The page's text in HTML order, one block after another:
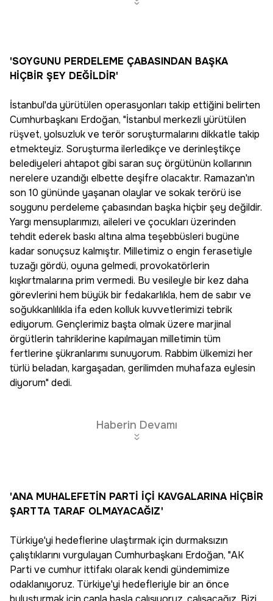
'SOYGUNU PERDELEME ÇABASINDAN BAŞKA
HİÇBİR ŞEY DEĞİLDİR'
İstanbul'da yürütülen operasyonları takip ettiğini belirten
Cumhurbaşkanı Erdoğan, "İstanbul merkezli yürütülen
rüşvet, yolsuzluk ve terör soruşturmalarını dikkatle takip
etmekteyiz. Soruşturma ilerledikçe ve derinleştikçe
belediyeleri ahtapot gibi saran suç örgütünün kollarının
nerelere uzandığı elbette deşifre olacaktır. Ramazan'ın
son 10 gününde yaşanan olaylar ve sokak terörü ise
soygunu perdeleme çabasından başka hiçbir şey değildir.
Yargı mensuplarımızı, aileleri ve çocukları üzerinden
tehdit ederek baskı altına alma teşebbüsleri bugüne
kadar sonuçsuz kalmıştır. Milletimiz o engin ferasetiyle
tuzağı gördü, oyuna gelmedi, provokatörlerin
kışkırtmalarına prim vermedi. Bu vesileyle bir kez daha
görevlerini hem büyük bir fedakarlıkla, hem de sabır ve
soğukkanlılıkla ifa eden kolluk kuvvetlerimizi tebrik
ediyorum. Gençlerimiz başta olmak üzere marjinal
örgütlerin tahriklerine kapılmayan milletimin tüm
fertlerine şükranlarımı sunuyorum. Rabbim ülkemizi her
türlü beladan, kargaşadan, gerilimden muhafaza eylesin
diyorum" dedi.
Haberin Devamı
'ANA MUHALEFETİN PARTİ İÇİ KAVGALARINA HİÇBİR
ŞARTTA TARAF OLMAYACAĞIZ'
Türkiye'yi hedeflerine ulaştırmak için durmaksızın
çalıştıklarını vurgulayan Cumhurbaşkanı Erdoğan, "AK
Parti ve cumhur ittifakı olarak kendi gündemimize
odaklanıyoruz. Türkiye'yi hedefleriyle bir an önce